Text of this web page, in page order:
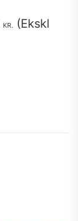
KR.
(Ekskl